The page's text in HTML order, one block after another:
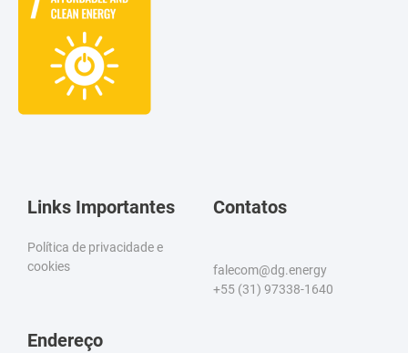
Links Importantes
Política de privacidade e
cookies
Contatos
falecom@dg.energy
+55 (31) 97338-1640
Endereço